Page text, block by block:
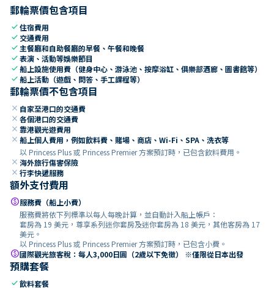
郵輪票價包含項目
check住宿費用
check 交通費用
check 主餐廳和自助餐廳的早餐、午餐和晚餐
check表演、活動等娛樂節目
check船上設施使用費（健身中心、游泳池、按摩浴缸、俱樂部酒廊、圖書館等）
check船上活動（遊戲、問答、手工課程等）
郵輪票價不包含項目
close 自家至港口的交通費
close 各個港口的交通費
close 靠港觀光遊費用
close 船上個人費用，例如飲料費、賭場、商店、Wi-Fi、SPA、洗衣等
以 Princess Plus 或 Princess Premier 方案預訂時，已包含飲料費用。
close 海外旅行傷害保險
close 行李快遞服務
額外支付費用
paid服務費（船上小費）
服務費將依下列標準以每人每晚計算，並自動計入船上帳戶：
套房為 19 美元，尊享系列迷你套房及迷你套房為 18 美元，其他客房為 17
美元。
以 Princess Plus 或 Princess Premier 方案預訂時，已包含小費。
paid國際觀光旅客稅：每人3,000日圓（2歲以下免徵） ※僅限從日本出發
預購套餐
check飲料套餐